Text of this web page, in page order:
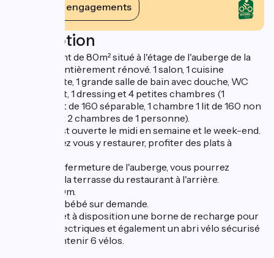
Voir ses engagements
Description
Appartement de 80m² situé à l'étage de l'auberge de la
commune, entièrement rénové. 1 salon, 1 cuisine
indépendante, 1 grande salle de bain avec douche, WC
indépendant, 1 dressing et 4 petites chambres (1
chambre 1 lit de 160 séparable, 1 chambre 1 lit de 160 non
séparable et 2 chambres de 1 personne).
L'auberge est ouverte le midi en semaine et le week-end.
Vous pourrez vous y restaurer, profiter des plats à
Les soirs de fermeture de l'auberge, vous pourrez
disposer de la terrasse du restaurant à l'arrière.
Parking à 50m.
Chaise et lit bébé sur demande.
La mairie met à disposition une borne de recharge pour
véhicules électriques et également un abri vélo sécurisé
pouvant contenir 6 vélos.